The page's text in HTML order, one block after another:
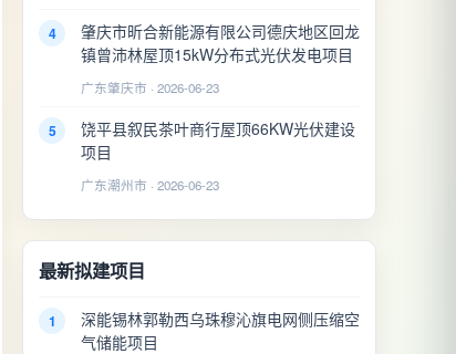
4
肇庆市昕合新能源有限公司德庆地区回龙
镇曾沛林屋顶15kW分布式光伏发电项目
广东肇庆市 · 2026-06-23
5
饶平县叙民茶叶商行屋顶66KW光伏建设
项目
广东潮州市 · 2026-06-23
最新拟建项目
1
深能锡林郭勒西乌珠穆沁旗电网侧压缩空
气储能项目